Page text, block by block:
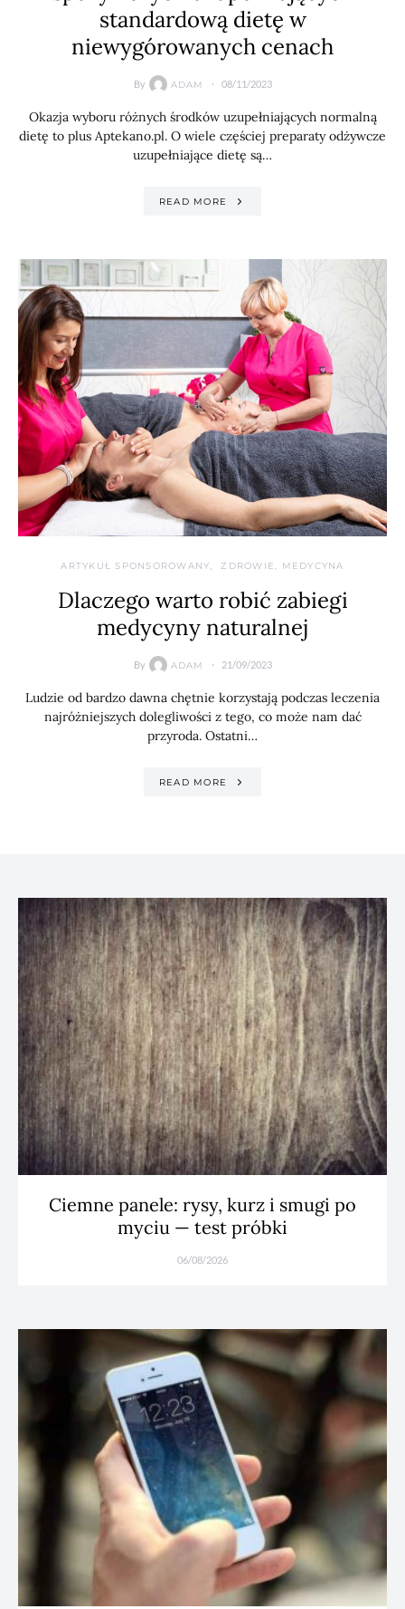
standardową dietę w
niewygórowanych cenach
By ADAM 08/11/2023
Okazja wyboru różnych środków uzupełniających normalną
dietę to plus Aptekano.pl. O wiele częściej preparaty odżywcze
uzupełniające dietę są…
READ MORE
ARTYKUŁ SPONSOROWANY ZDROWIE, MEDYCYNA
Dlaczego warto robić zabiegi
medycyny naturalnej
By ADAM 21/09/2023
Ludzie od bardzo dawna chętnie korzystają podczas leczenia
najróżniejszych dolegliwości z tego, co może nam dać
przyroda. Ostatni…
READ MORE
Ciemne panele: rysy, kurz i smugi po
myciu — test próbki
06/08/2026